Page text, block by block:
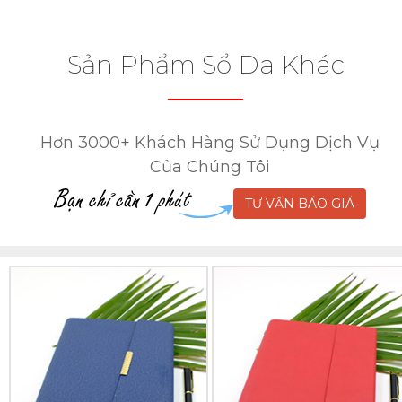
Sản Phẩm Sổ Da Khác
Hơn 3000+ Khách Hàng Sử Dụng Dịch Vụ
Của Chúng Tôi
TƯ VẤN BÁO GIÁ
Lăn
Sơn
Lăn
Sơn